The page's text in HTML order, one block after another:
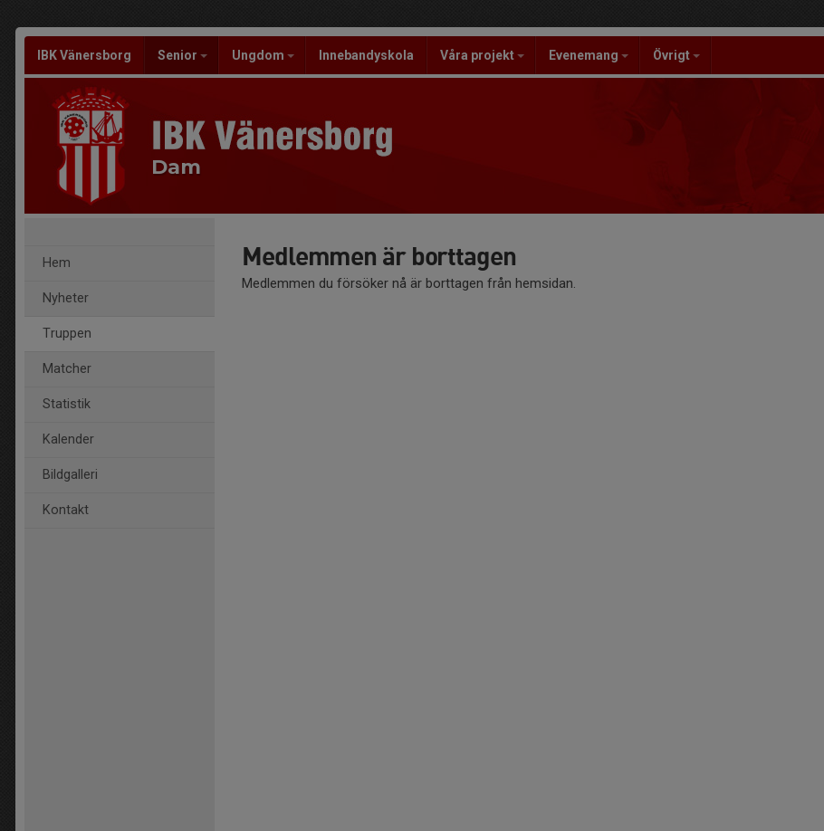
IBK Vänersborg Senior Ungdom Innebandyskola Våra projekt Evenemang Övrigt
Dam
Hem
Nyheter
Truppen
Matcher
Statistik
Kalender
Bildgalleri
Kontakt
Medlemmen är borttagen
Medlemmen du försöker nå är borttagen från hemsidan.